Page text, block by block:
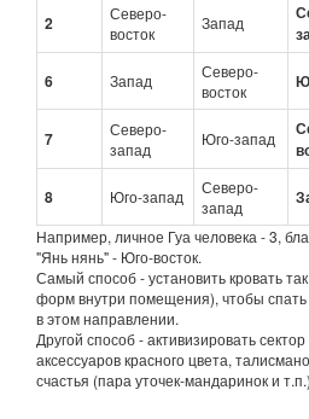
2
Северо-
восток
Запад
6 Запад
Северо-
восток
7
Северо-
запад
Юго-запад
8 Юго-запад
Северо-
запад
Например, личное Гуа человека - 3,
"Янь нянь" - Юго-восток.
Самый способ - установить кровать
форм внутри помещения), чтобы спать
в этом направлении.
Другой способ - активизировать
аксессуаров красного цвета,
счастья (пара уточек-мандаринок и